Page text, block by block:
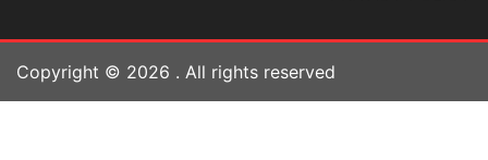
Copyright © 2026 . All rights reserved